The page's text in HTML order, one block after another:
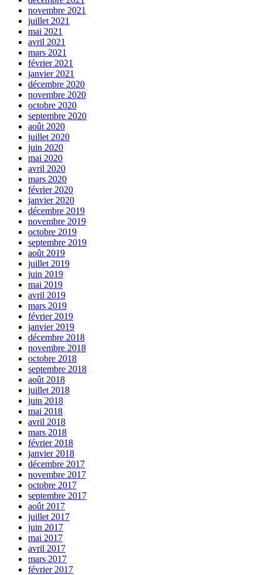
novembre 2021
juillet 2021
mai 2021
avril 2021
mars 2021
février 2021
janvier 2021
décembre 2020
novembre 2020
octobre 2020
septembre 2020
août 2020
juillet 2020
juin 2020
mai 2020
avril 2020
mars 2020
février 2020
janvier 2020
décembre 2019
novembre 2019
octobre 2019
septembre 2019
août 2019
juillet 2019
juin 2019
mai 2019
avril 2019
mars 2019
février 2019
janvier 2019
décembre 2018
novembre 2018
octobre 2018
septembre 2018
août 2018
juillet 2018
juin 2018
mai 2018
avril 2018
mars 2018
février 2018
janvier 2018
décembre 2017
novembre 2017
octobre 2017
septembre 2017
août 2017
juillet 2017
juin 2017
mai 2017
avril 2017
mars 2017
février 2017